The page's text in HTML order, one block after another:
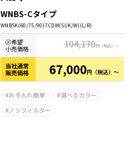
WNBS-Cタイプ
WNBSK(60/75/90)7CDM(SI/K/W)(L/R)
㋱希望
小売価格
104,170円（税込）～
当社通常
販売価格
67,000円 （税込）～
お手入れ簡単
選べるカラー
ノンフィルター